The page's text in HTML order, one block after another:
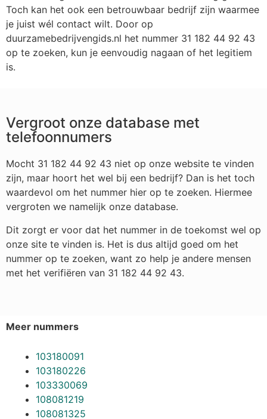
Toch kan het ook een betrouwbaar bedrijf zijn waarmee
je juist wél contact wilt. Door op
duurzamebedrijvengids.nl het nummer 31 182 44 92 43
op te zoeken, kun je eenvoudig nagaan of het legitiem
is.
Vergroot onze database met
telefoonnumers
Mocht 31 182 44 92 43 niet op onze website te vinden
zijn, maar hoort het wel bij een bedrijf? Dan is het toch
waardevol om het nummer hier op te zoeken. Hiermee
vergroten we namelijk onze database.
Dit zorgt er voor dat het nummer in de toekomst wel op
onze site te vinden is. Het is dus altijd goed om het
nummer op te zoeken, want zo help je andere mensen
met het verifiëren van 31 182 44 92 43.
Meer nummers
103180091
103180226
103330069
108081219
108081325